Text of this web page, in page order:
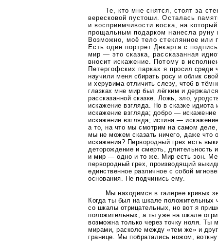
Те, кто мне снятся, стоят за
вересковой пустоши. Осталась
и восприимчивости воска, на
прощальным подарком нанесла руну
Возможно, моё тело стеклянное или
Есть один портрет Декарта с
мир — это сказка, рассказанная
вносит искажение. Потому в
Петергофских парках я просил среди
научили меня сбирать росу и облик
и херувима отличить слезу, чтоб в
глазках мне мир был лёгким и
рассказанной сказке. Ложь, зло,
искажение взгляда. Но в сказке
искажение взгляда; добро —
искажение взгляда; истина —
а то, на что мы смотрим на самом
мы не можем сказать ничего, даже что
искажения? Первородный грех есть
деторождение и смерть, длительность
и мир — одно и то же. Мир есть эон.
первородный грех, производящий
единственное различное с собой
основания. Не подчинись ему.
Мы находимся в галерее кривых
Когда ты был на шкале положительных
со шкалы отрицательных, но вот я
положительных, а ты уже на шкале
возможна только через точку ноля. Ты
мирами, расколе между «тем же» и
границе. Мы побратались ножом,